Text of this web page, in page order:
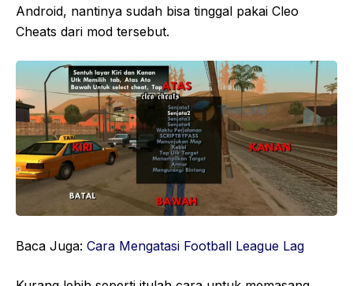
Android, nantinya sudah bisa tinggal pakai Cleo
Cheats dari mod tersebut.
Baca Juga: Cara Mengatasi Football League Lag